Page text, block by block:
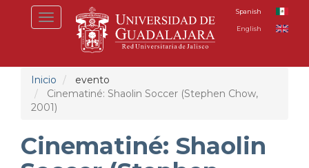
Toggle
navigation
Spanish
English
Inicio
evento
Cinematiné: Shaolin Soccer (Stephen Chow,
2001)
Cinematiné: Shaolin